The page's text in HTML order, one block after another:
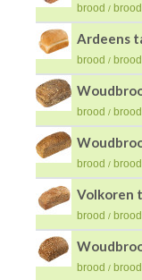
brood / brood
Ardeens
brood / brood
brood / brood
brood / brood
Volkoren
brood / brood
brood / brood